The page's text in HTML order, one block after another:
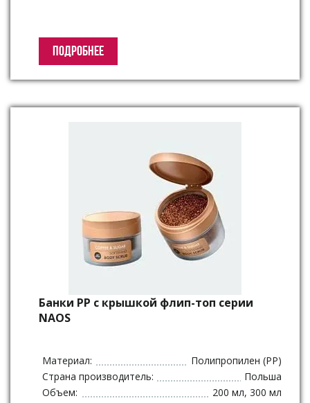
ПОДРОБНЕЕ
Банки PP с крышкой флип-топ серии
NAOS
Материал:
Полипропилен (PP)
Страна производитель:
Польша
Объем:
200 мл, 300 мл